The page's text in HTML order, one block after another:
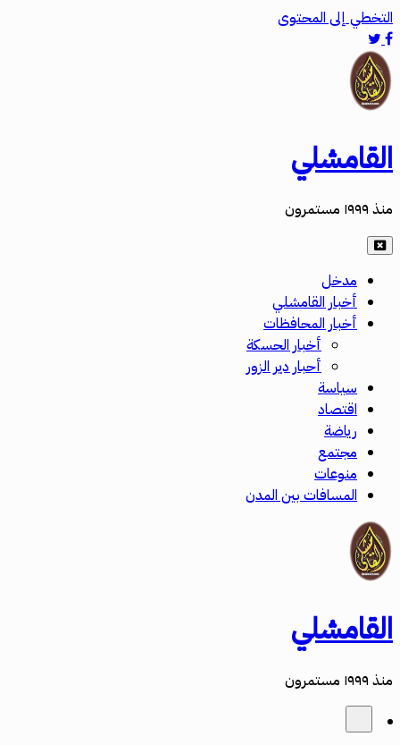
التخطي إلى المحتوى
القامشلي
منذ ١٩٩٩ مستمرون
مدخل
أخبار القامشلي
أخبار المحافظات
أخبار الحسكة
أحبار دير الزور
سياسة
اقتصاد
رياضة
مجتمع
منوعات
المسافات بين المدن
القامشلي
منذ ١٩٩٩ مستمرون